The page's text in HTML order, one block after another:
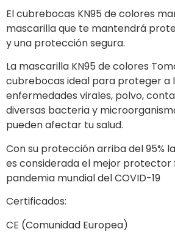
El cubrebocas KN95 de colores
mascarilla que te mantendrá
y una protección segura.
La mascarilla KN95 de colores
cubrebocas ideal para proteger a
enfermedades virales, polvo,
diversas bacteria y
pueden afectar tu salud.
Con su protección arriba del 95%
es considerada el mejor protector
pandemia mundial del COVID-19
Certificados:
CE (Comunidad Europea)